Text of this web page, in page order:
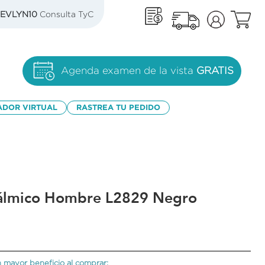
Consulta TyC
Agenda examen de la vista GRATIS
VIRTUAL RASTREA TU PEDIDO
Hombre L2829 Negro
mayor beneficio al comprar: